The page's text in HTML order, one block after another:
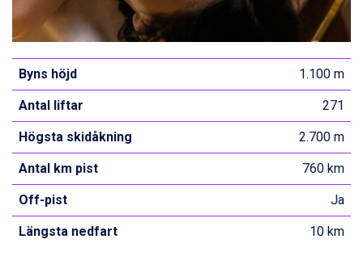
Sölden från 12.995 kr.
Saalbach från 9.445 kr.
Champoluc från 5.945 kr.
Sestriere från 6.945 kr.
Wagrain från 7.095 kr.
Fieberbrunn från 9.645 kr.
Ischgl från 11.295 kr.
Val Thorens från 8.395 kr.
St. Anton från 11.245 kr.
Zell am See från 6.295 kr.
Canazei från 7.195 kr.
Livigno från 5.595 kr.
Byns höjd 1.100 m
Antal liftar 271
Högsta skidåkning 2.700 m
Antal km pist 760 km
Off-pist Ja
Längsta nedfart 10 km